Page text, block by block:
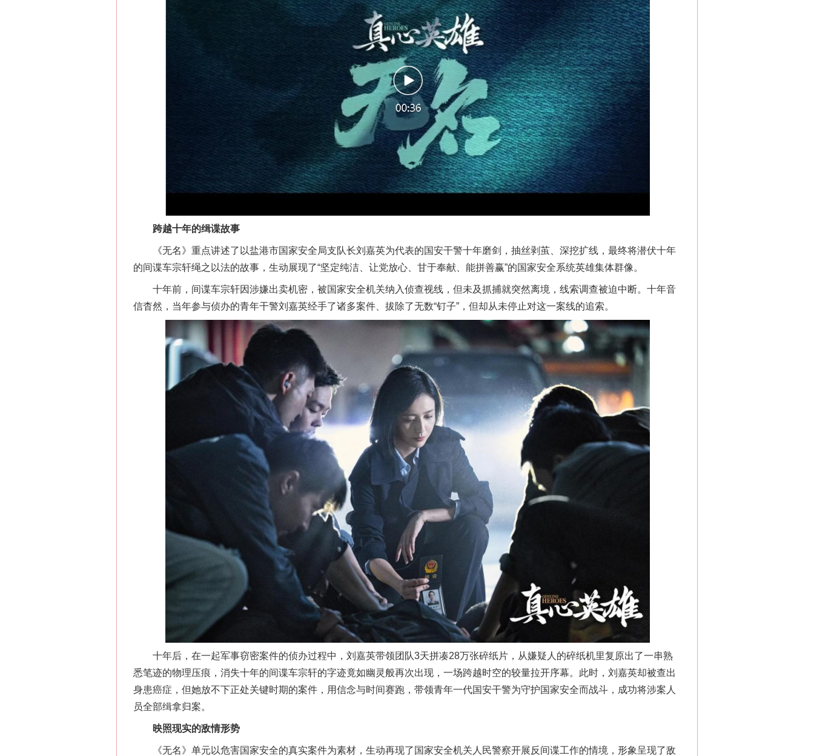
跨越十年的缉谍故事
《无名》重点讲述了以盐港市国家安全局支队长刘嘉英为代表的国安干警十年磨剑，抽丝剥茧、深挖扩线，最终将潜伏十年
的间谍车宗轩绳之以法的故事，生动展现了“坚定纯洁、让党放心、甘于奉献、能拼善赢”的国家安全系统英雄集体群像。
十年前，间谍车宗轩因涉嫌出卖机密，被国家安全机关纳入侦查视线，但未及抓捕就突然离境，线索调查被迫中断。十年音
信杳然，当年参与侦办的青年干警刘嘉英经手了诸多案件、拔除了无数“钉子”，但却从未停止对这一案线的追索。
十年后，在一起军事窃密案件的侦办过程中，刘嘉英带领团队3天拼凑28万张碎纸片，从嫌疑人的碎纸机里复原出了一串熟
悉笔迹的物理压痕，消失十年的间谍车宗轩的字迹竟如幽灵般再次出现，一场跨越时空的较量拉开序幕。此时，刘嘉英却被查出
身患癌症，但她放不下正处关键时期的案件，用信念与时间赛跑，带领青年一代国安干警为守护国家安全而战斗，成功将涉案人
员全部缉拿归案。
映照现实的敌情形势
《无名》单元以危害国家安全的真实案件为素材，生动再现了国家安全机关人民警察开展反间谍工作的情境，形象呈现了敌